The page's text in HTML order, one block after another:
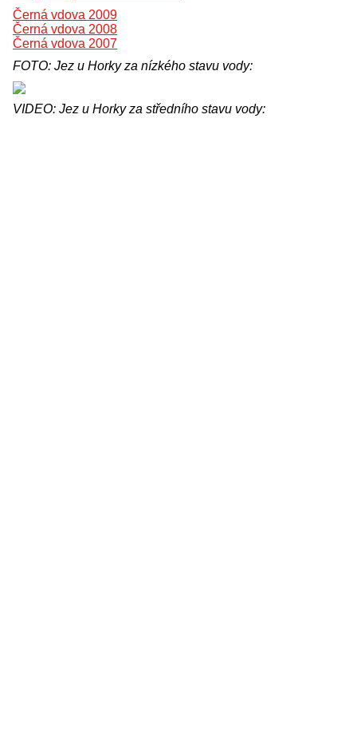
Černá vdova 2009
Černá vdova 2008
Černá vdova 2007
FOTO: Jez u Horky za nízkého stavu vody:
VIDEO: Jez u Horky za středního stavu vody: